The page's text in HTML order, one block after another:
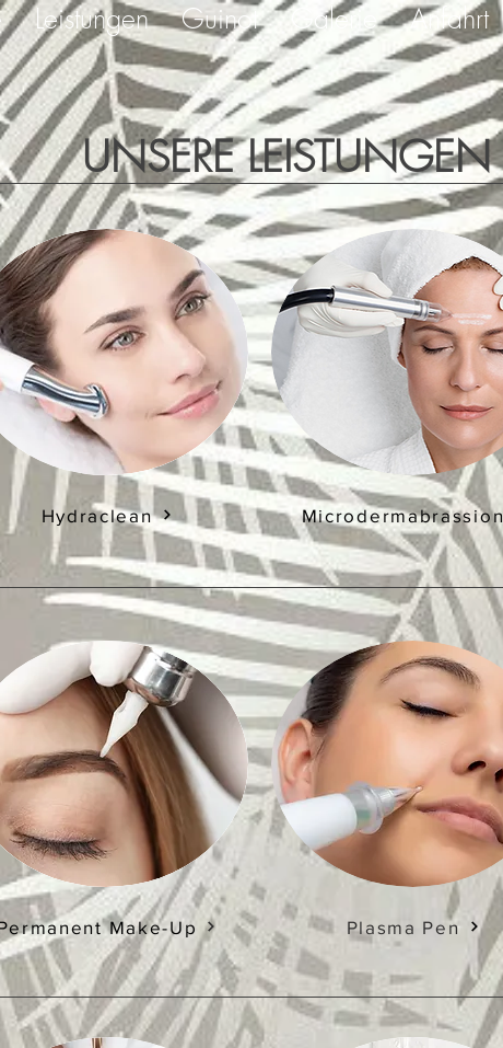
Leistungen Guinot Galerie Anfahrt
UNSERE LEISTUNGEN
Hydraclean Microdermabrassion
Make-Up Plasma Pen